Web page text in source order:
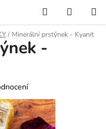
Hledat
KOŠÍK
/ Minerální prstýnek - Kyanit
-